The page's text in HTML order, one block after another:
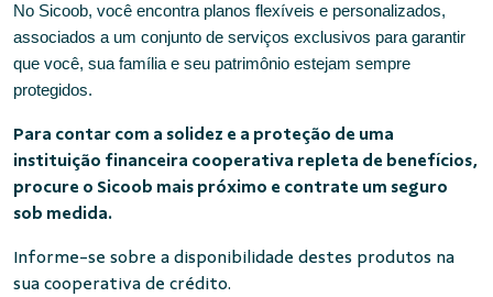
No Sicoob, você encontra planos flexíveis e personalizados,
associados a um conjunto de serviços exclusivos para garantir
que você, sua família e seu patrimônio estejam sempre
protegidos.
Para contar com a solidez e a proteção de uma
instituição financeira cooperativa repleta de benefícios,
procure o Sicoob mais próximo e contrate um seguro
sob medida.
Informe-se sobre a disponibilidade destes produtos na
sua cooperativa de crédito.